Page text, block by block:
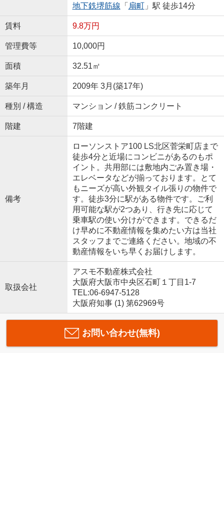
地下鉄堺筋線 「 扇町」駅 徒歩14分
賃料 9.8万円
管理費等 10,000円
面積 32.51㎡
築年月 2009年 3月(築17年)
種別 / 構造 マンション / 鉄筋コンクリート
階建 7階建
備考
ローソンストア100 LS北区菅栄町店まで
徒歩4分と近場にコンビニがあるのもポ
イント。共用部には敷地内ごみ置き場・
エレベータなどが揃っております。とて
もニーズが高い外観タイル張りの物件で
す。徒歩3分に駅がある物件です。ご利
用可能な駅が2つあり、行き先に応じて
乗車駅の使い分けができます。できるだ
け早めに不動産情報を集めたい方は当社
スタッフまでご連絡ください。地域の不
動産情報をいち早くお届けします。
取扱会社
アスモ不動産株式会社
大阪府大阪市中央区石町１丁目1-7
TEL:06-6947-5128
大阪府知事 (1) 第62969号
お問い合わせ(無料)